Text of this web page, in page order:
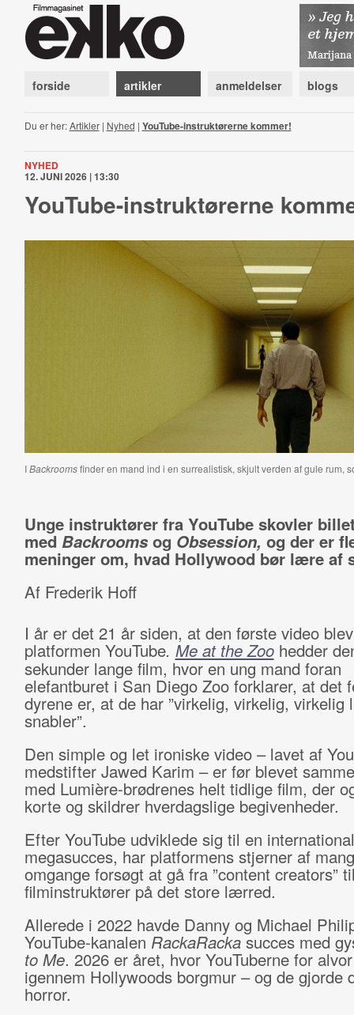
forside artikler anmeldelser blogs
Du er her:Artikler| Nyhed | YouTube-instruktørerne kommer!
NYHED
12. JUNI 2026 | 13:30
YouTube-instruktørerne
IBackroomsfinder en mand ind i en surrealistisk, skjult verden af gule rum,
Unge instruktører fra YouTube skovler
med Backrooms og Obsession, og der er
meninger om, hvad Hollywood bør lære af
Af Frederik Hoff
I år er det 21 år siden, at den første video
platformen YouTube. Me at the Zoohedder
sekunder lange film, hvor en ung mand foran
elefantburet i San Diego Zoo forklarer, at det
dyrene er, at de har ”virkelig, virkelig, virkelig
snabler”.
Den simple og let ironiske video – lavet af
medstifter Jawed Karim – er før blevet
med Lumière-brødrenes helt tidlige film, der
korte og skildrer hverdagslige begivenheder.
Efter YouTube udviklede sig til en international
megasucces, har platformens stjerner af
omgange forsøgt at gå fra ”content creators”
filminstruktører på det store lærred.
Allerede i 2022 havde Danny og Michael
YouTube-kanalen RackaRackasucces med
to Me. 2026 er året, hvor YouTuberne for
igennem Hollywoods borgmur – og de gjorde
horror.